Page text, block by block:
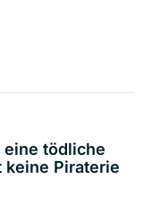
tödliche
keine Piraterie